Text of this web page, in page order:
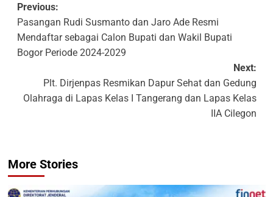
Previous:
Pasangan Rudi Susmanto dan Jaro Ade Resmi
Mendaftar sebagai Calon Bupati dan Wakil Bupati
Bogor Periode 2024-2029
Next:
Plt. Dirjenpas Resmikan Dapur Sehat dan Gedung
Olahraga di Lapas Kelas I Tangerang dan Lapas Kelas
IIA Cilegon
More Stories